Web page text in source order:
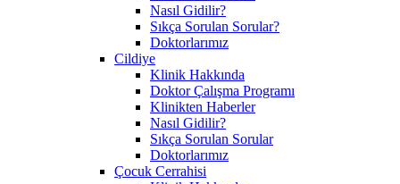
Nasıl Gidilir?
Sıkça Sorulan Sorular?
Doktorlarımız
Cildiye
Klinik Hakkında
Doktor Çalışma Programı
Klinikten Haberler
Nasıl Gidilir?
Sıkça Sorulan Sorular
Doktorlarımız
Çocuk Cerrahisi